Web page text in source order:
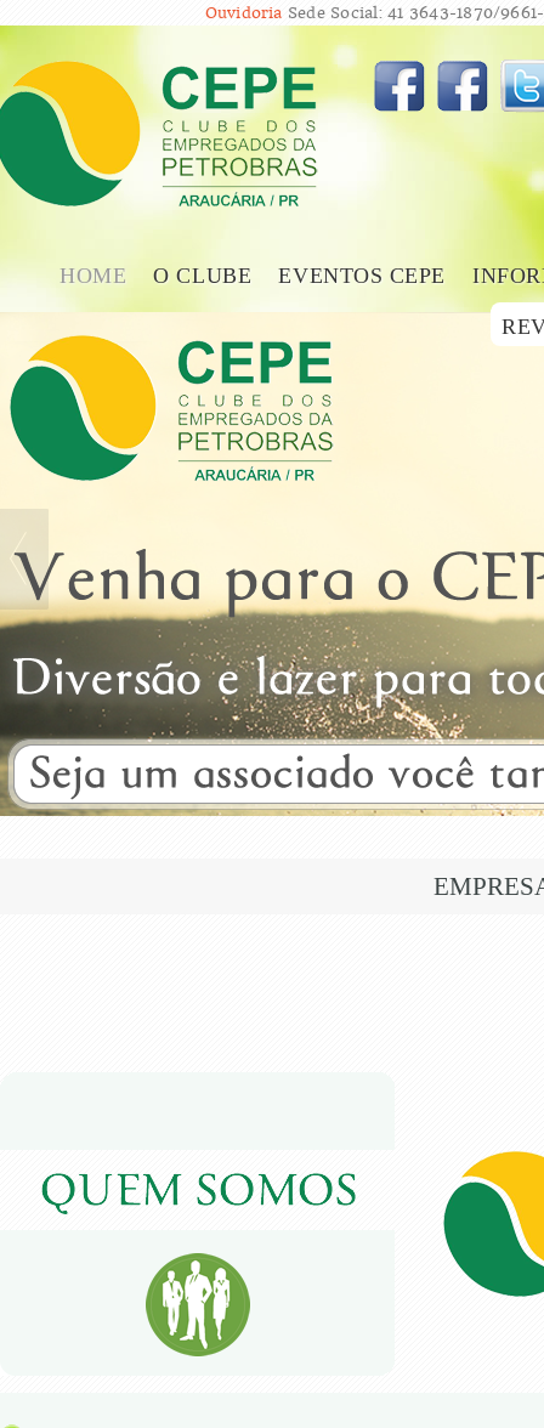
Ouvidoria Sede Social: 41 3643-1870/
HOME O CLUBE EVENTOS CEPE